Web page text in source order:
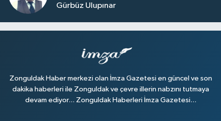
Gürbüz Ulupınar
Zonguldak Haber merkezi olan İmza Gazetesi en güncel ve son
dakika haberleri ile Zonguldak ve çevre illerin nabzını tutmaya
devam ediyor... Zonguldak Haberleri İmza Gazetesi...